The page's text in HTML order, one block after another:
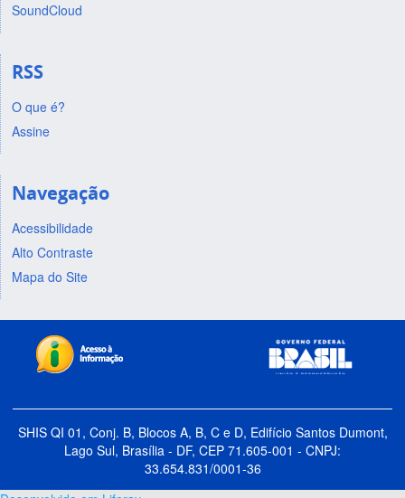
SoundCloud
RSS
O que é?
Assine
Navegação
Acessibilidade
Alto Contraste
Mapa do Site
SHIS QI 01, Conj. B, Blocos A, B, C e D, Edifício Santos Dumont,
Lago Sul, Brasília - DF, CEP 71.605-001 - CNPJ:
33.654.831/0001-36